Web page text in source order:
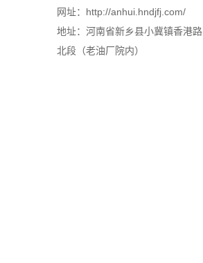
网址：http://anhui.hndjfj.com/
地址：河南省新乡县小冀镇香港路
北段（老油厂院内）